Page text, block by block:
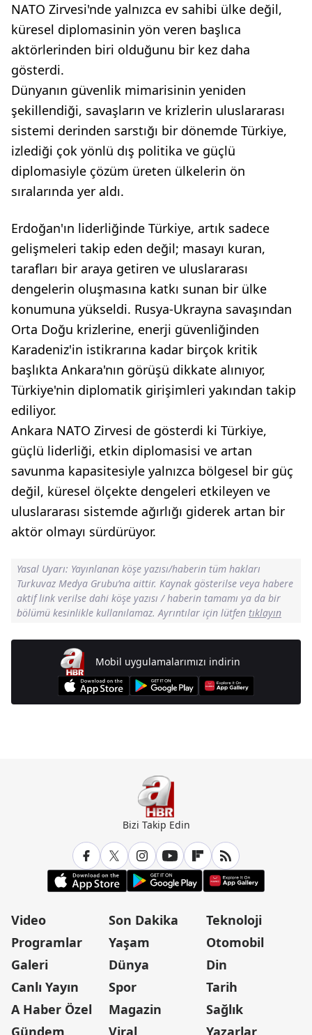
NATO Zirvesi'nde yalnızca ev sahibi ülke değil,
küresel diplomasinin yön veren başlıca
aktörlerinden biri olduğunu bir kez daha
gösterdi.
Dünyanın güvenlik mimarisinin yeniden
şekillendiği, savaşların ve krizlerin uluslararası
sistemi derinden sarstığı bir dönemde Türkiye,
izlediği çok yönlü dış politika ve güçlü
diplomasiyle çözüm üreten ülkelerin ön
sıralarında yer aldı.
Erdoğan'ın liderliğinde Türkiye, artık sadece
gelişmeleri takip eden değil; masayı kuran,
tarafları bir araya getiren ve uluslararası
dengelerin oluşmasına katkı sunan bir ülke
konumuna yükseldi. Rusya-Ukrayna savaşından
Orta Doğu krizlerine, enerji güvenliğinden
Karadeniz'in istikrarına kadar birçok kritik
başlıkta Ankara'nın görüşü dikkate alınıyor,
Türkiye'nin diplomatik girişimleri yakından takip
ediliyor.
Ankara NATO Zirvesi de gösterdi ki Türkiye,
güçlü liderliği, etkin diplomasisi ve artan
savunma kapasitesiyle yalnızca bölgesel bir güç
değil, küresel ölçekte dengeleri etkileyen ve
uluslararası sistemde ağırlığı giderek artan bir
aktör olmayı sürdürüyor.
Yasal Uyarı: Yayınlanan köşe yazısı/haberin tüm hakları
Turkuvaz Medya Grubu’na aittir. Kaynak gösterilse veya habere
aktif link verilse dahi köşe yazısı / haberin tamamı ya da bir
bölümü kesinlikle kullanılamaz. Ayrıntılar için lütfen tıklayın
Mobil uygulamalarımızı indirin
Bizi Takip Edin
Video
Programlar
Galeri
Canlı Yayın
A Haber Özel
Gündem
Son Dakika
Yaşam
Dünya
Spor
Magazin
Viral
Teknoloji
Otomobil
Din
Tarih
Sağlık
Yazarlar